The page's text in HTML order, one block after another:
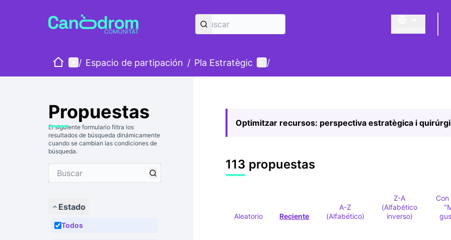
Triar la llengua
InicioMenú principal
/ Espacio de partipación / Pla Estratègic Menú de usuario
/
Propuestas
El siguiente formulario filtra los
resultados de búsqueda dinámicamente
cuando se cambian las condiciones de
búsqueda.
Estado
Todos
Optimitzar recursos: perspectiva estratègica i
113 propuestas
Aleatorio Reciente
A-Z
(Alfabético)
Z-A
(Alfabético
inverso)
Con